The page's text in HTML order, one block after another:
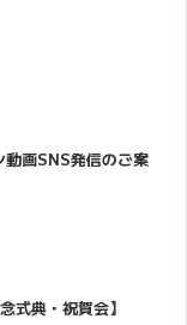
動画SNS発信のご案
式典・祝賀会】